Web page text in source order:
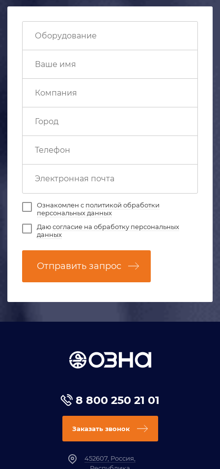
Ознакомлен с политикой обработки
персональных данных
Даюсогласие на обработку персональных
данных
Отправить запрос
8 800 250 21 01
Заказать звонок
452607, Россия,